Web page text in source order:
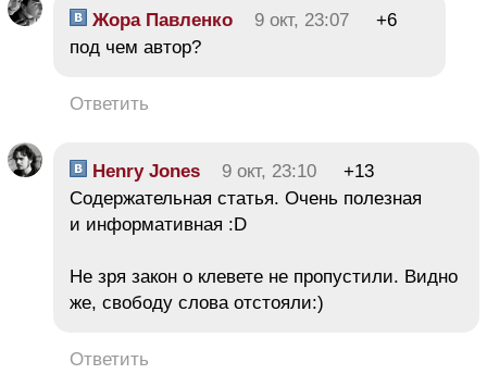
Жора Павленко 9 окт, 23:07
+6
под чем автор?
Ответить
Henry Jones 9 окт, 23:10
+13
Содержательная статья. Очень полезная
и информативная :D
Не зря закон о клевете не пропустили. Видно
же, свободу слова отстояли:)
Ответить